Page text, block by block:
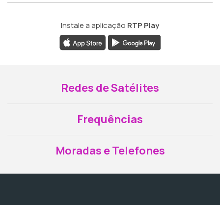
Instale a aplicação RTP Play
Redes de Satélites
Frequências
Moradas e Telefones